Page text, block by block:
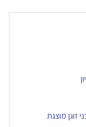
זוגן מוצגת